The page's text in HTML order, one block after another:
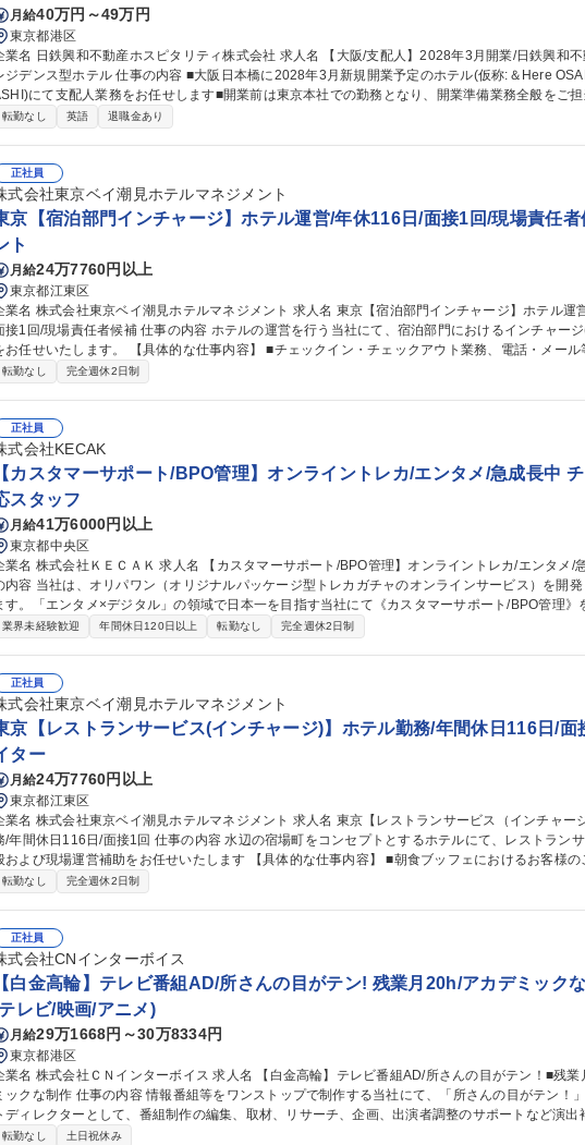
月給40万円～49万円
東京都港区
名 日鉄興和不動産ホスピタリティ株式会社 求人名 【大阪/支配人】2028年3月開業/日鉄興和不動産G/夜勤無/
ス型ホテル 仕事の内容 ■大阪日本橋に2028年3月新規開業予定のホテル(仮称:＆Here OSAKA NIPPON B
にて支配人業務をお任せします■開業前は東京本社での勤務となり、開業準備業務全般をご
す。 ■ホテル開業準備業務全般■人材育成･研修■サービススタンダード作成■売上･経費管理■予算作成■ホテルスタ
ッフがおり夜勤ありません■事業成長を牽引する新規ホテルの支配人として、裁量を持って挑戦でき
職種 【大阪/支配人】2028年3月開業/日鉄興和不動産G/夜勤無/レジデンス型ホテル
転勤なし 英語 退職金あり
正社員
式会社東京ベイ潮見ホテルマネジメント
京【宿泊部門インチャージ】ホテル運営/年休116日/面接1回/現場責任者
ト
月給24万7760円以上
東京都江東区
名 株式会社東京ベイ潮見ホテルマネジメント 求人名 東京【宿泊部門インチャージ】ホテル運営/年休116日/
/現場責任者候補 仕事の内容 ホテルの運営を行う当社にて、宿泊部門におけるインチャージ(現場責任者)
いたします。 【具体的な仕事内容】 ■チェックイン・チェックアウト業務、電話・メール等による予約
対応 ■館内案内、客室対応などのフロントサービス全般、ゲスト対応業務 ■スタッフへの指示・育
転勤なし 完全週休2日制
正社員
式会社KECAK
【カスタマーサポート/BPO管理】オンライントレカ/エンタメ/急成長中
スタッフ
月給41万6000円以上
東京都中央区
株式会社ＫＥＣＡＫ 求人名 【カスタマーサポート/BPO管理】オンライントレカ/エンタメ/急成長中★ 仕事
内容 当社は、オリパワン（オリジナルパッケージ型トレカガチャのオンラインサービス）を開
す。「エンタメ×デジタル」の領域で日本一を目指す当社にて《カスタマーサポート/BPO管理》
社内CSチームの一員としてBPO（外部委託先）の管理・育成をご担当。品質管理や教育、社内連携
新 ■対応品質モニタリング・SLA/KPI管理 ■トレーニング実施・フィードバック 【仕事の魅力】急
仕組み化に挑戦でき、ユーザーの熱量を直に感じながら体験価値向上に貢献できます。 募集職種 【カスタマー
ポート/BPO管理】オンライントレカ/エンタメ/急成長中★
業界未経験歓迎 年間休日120日以上 転勤なし 完全週休2日制
正社員
式会社東京ベイ潮見ホテルマネジメント
京【レストランサービス(インチャージ)】ホテル勤務/年間休日116日/面
ター
月給24万7760円以上
東京都江東区
名 株式会社東京ベイ潮見ホテルマネジメント 求人名 東京【レストランサービス（インチャージ）】ホテル勤
休日116日/面接1回 仕事の内容 水辺の宿場町をコンセプトとするホテルにて、レストランサービス業務全
よび現場運営補助をお任せいたします 【具体的な仕事内容】 ■朝食ブッフェにおけるお客様のご案内、料理
補充、テーブルリセット ■アフタヌーンティー、ディナー（アラカルト・コース）の接客対応 ■料
インチャージ）】ホテル勤務/年間休日116日/面接1回
転勤なし 完全週休2日制
正社員
式会社CNインターボイス
【白金高輪】テレビ番組AD/所さんの目がテン! 残業月20h/アカデミック
レビ/映画/アニメ)
月給29万1668円～30万8334円
東京都港区
株式会社ＣＮインターボイス 求人名 【白金高輪】テレビ番組AD/所さんの目がテン！■残業月20h/アカデ
作 仕事の内容 情報番組等をワンストップで制作する当社にて、「所さんの目がテン！」のアシスタン
ディレクターとして、番組制作の編集、取材、リサーチ、企画、出演者調整のサポートなど演出
をお任せいたします。 【業務詳細】当社では、NHK Eテレでの趣味教養番組や、NHKワールドで の提案型の特番
転勤なし 土日祝休み